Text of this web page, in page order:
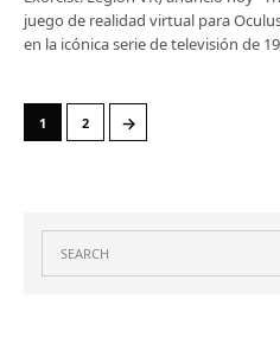
juego de realidad virtual para
en la icónica serie de televisión de
1 2 →